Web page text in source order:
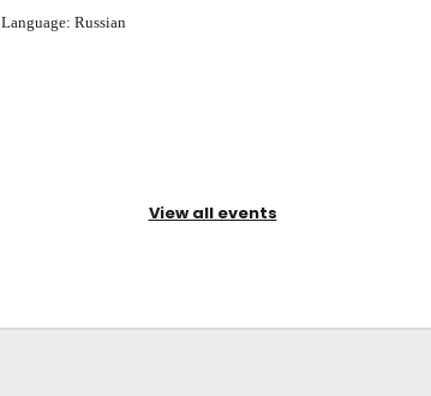
Language: Russian
View all events